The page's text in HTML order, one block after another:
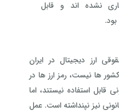
نشده اند و قابل
ارز دیجیتال در ایران
ها نیست، رمز ارز ها در
قابل استفاده نیستند، اما
نیز نپنداشته است. عمل